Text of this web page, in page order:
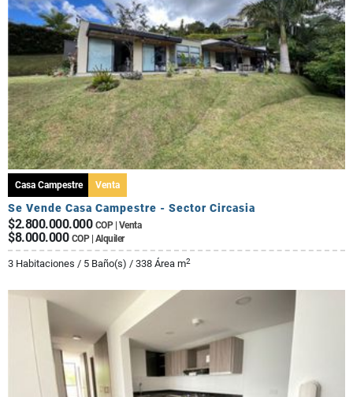
Casa Campestre Venta
Se Vende Casa Campestre - Sector Circasia
$2.800.000.000 COP | Venta
$8.000.000 COP | Alquiler
3 Habitaciones / 5 Baño(s) / 338 Área m2